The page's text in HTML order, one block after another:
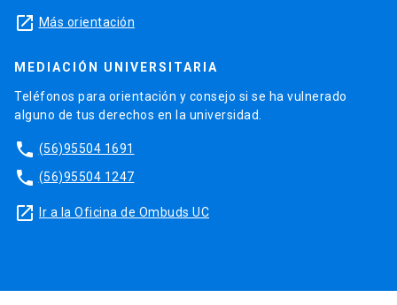
launch Más orientación
MEDIACIÓN UNIVERSITARIA
Teléfonos para orientación y consejo si se ha vulnerado
alguno de tus derechos en la universidad.
phone (56)95504 1691
phone (56)95504 1247
launch Ir a la Oficina de Ombuds UC